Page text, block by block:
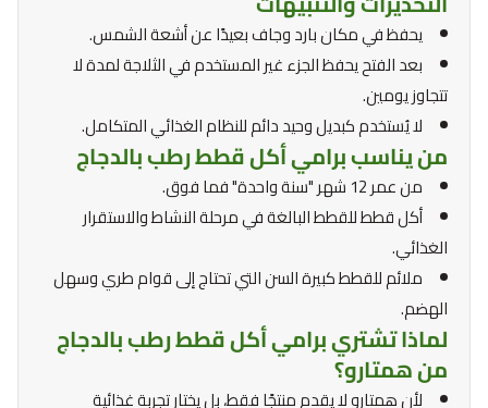
يحفظ في مكان بارد وجاف بعيدًا عن أشعة الشمس.
بعد الفتح يحفظ الجزء غير المستخدم في الثلاجة لمدة لا
تتجاوز يومين.
لا يُستخدم كبديل وحيد دائم للنظام الغذائي المتكامل.
من يناسب برامي أكل قطط رطب بالدجاج
من عمر 12 شهر "سنة واحدة" فما فوق.
أكل قطط للقطط البالغة في مرحلة النشاط والاستقرار
الغذائي.
ملائم للقطط كبيرة السن التي تحتاج إلى قوام طري وسهل
الهضم.
لماذا تشتري برامي أكل قطط رطب بالدجاج
من همتارو؟
لأن همتارو لا يقدم منتجًا فقط، بل يختار تجربة غذائية